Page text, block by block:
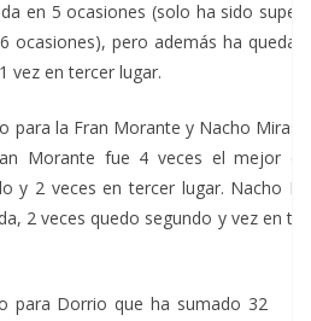
en 5 ocasiones (solo ha sido
ocasiones), pero además ha
vez en tercer lugar.
para la Fran Morante y Nacho Miras
Morante fue 4 veces el mejor
y 2 veces en tercer lugar. Nacho
2 veces quedo segundo y vez en
para Dorrio que ha sumado 32